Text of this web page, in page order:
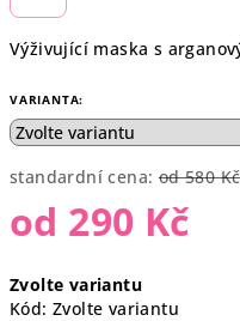
Výživující maska s
VARIANTA:
standardní cena: od 580
od 290 Kč
cena:
Zvolte variantu
Kód: Zvolte variantu